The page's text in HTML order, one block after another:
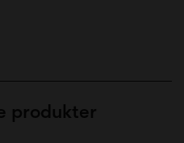
produkter